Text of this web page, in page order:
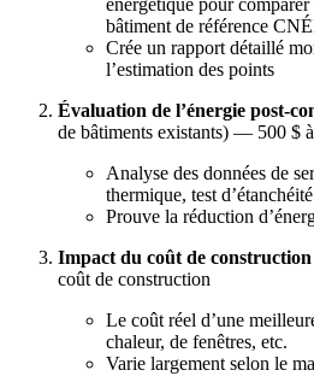
énergétique pour
bâtiment de référence
Crée un rapport détaillé
l’estimation des points
Évaluation de l’énergie post-
de bâtiments existants) — 500 $
Analyse des données de
thermique, test
Prouve la réduction
Impact du coût de construction
coût de construction
Le coût réel d’une
chaleur, de fenêtres, etc.
Varie largement selon le